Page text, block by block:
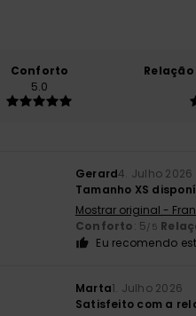
Conforto
5.0
Gerard4. Julho 2026
Tamanho XS
Mostrar original -
Conforto: 5/5
Eu recomendo
Marta1. Julho 2026
Satisfeito com a